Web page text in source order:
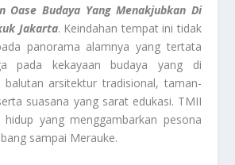
Oase Budaya Yang Menakjubkan Di
Jakarta. Keindahan tempat ini tidak
panorama alamnya yang tertata
pada kekayaan budaya yang di
balutan arsitektur tradisional, taman-
suasana yang sarat edukasi. TMII
hidup yang menggambarkan pesona
sampai Merauke.